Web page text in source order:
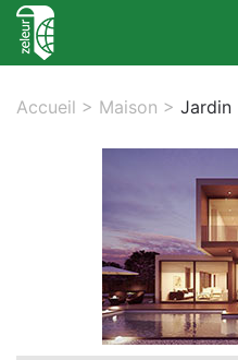
Accueil > Maison > Jardin